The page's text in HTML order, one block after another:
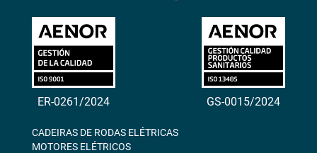
ER-0261/2024 GS-0015/2024
CADEIRAS DE RODAS ELÉTRICAS
MOTORES ELÉTRICOS